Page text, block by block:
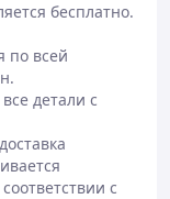
бесплатно.
по всей
детали с
с